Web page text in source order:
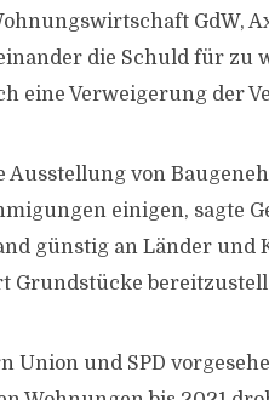
GdW,
die Schuld für zu
eine Verweigerung der
von
einigen, sagte
günstig an Länder und
Grundstücke
Union und SPD